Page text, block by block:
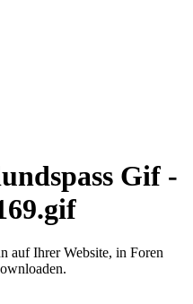
Gif -
auf Ihrer Website, in Foren